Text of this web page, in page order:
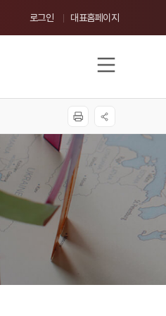
로그인 대표홈페이지